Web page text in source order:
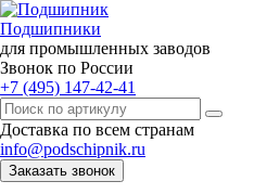
Подшипники
для промышленных заводов
Звонок по России
+7 (495) 147-42-41
Доставка по всем странам
info@podschipnik.ru
Заказать звонок